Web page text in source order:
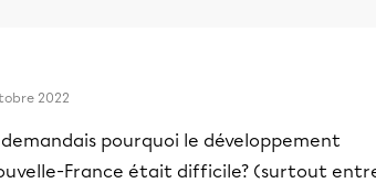
2022
pourquoi le développement
France était difficile? (surtout